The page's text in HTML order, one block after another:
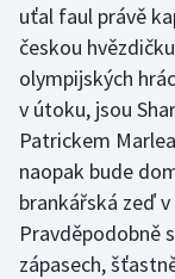
uťal faul právě
českou
olympijských
v útoku, jsou
Patrickem
naopak bude
brankářská zeď
Pravděpodobně
zápasech,